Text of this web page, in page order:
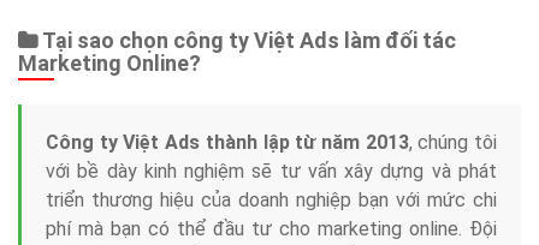
Tại sao chọn công ty Việt Ads làm đối tác
Marketing Online?
Công ty Việt Ads thành lập từ năm 2013, chúng tôi
với bề dày kinh nghiệm sẽ tư vấn xây dựng và phát
triển thương hiệu của doanh nghiệp bạn với mức chi
phí mà bạn có thể đầu tư cho marketing online. Đội